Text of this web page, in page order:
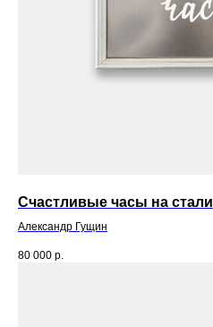
Счастливые часы на стали
Александр Гущин
80 000 р.